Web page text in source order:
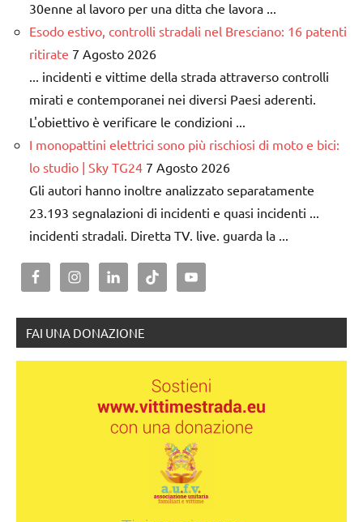
30enne al lavoro per una ditta che lavora ...
Esodo estivo, controlli stradali nel Bresciano: 16 patenti
ritirate 7 Agosto 2026
... incidenti e vittime della strada attraverso controlli
mirati e contemporanei nei diversi Paesi aderenti.
L'obiettivo è verificare le condizioni ...
I monopattini elettrici sono più rischiosi di moto e bici:
lo studio | Sky TG24 7 Agosto 2026
Gli autori hanno inoltre analizzato separatamente
23.193 segnalazioni di incidenti e quasi incidenti ...
incidenti stradali. Diretta TV. live. guarda la ...
FAI UNA DONAZIONE